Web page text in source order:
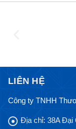
LIÊN HỆ
Công ty TNHH
Địa chỉ: 38A Đại